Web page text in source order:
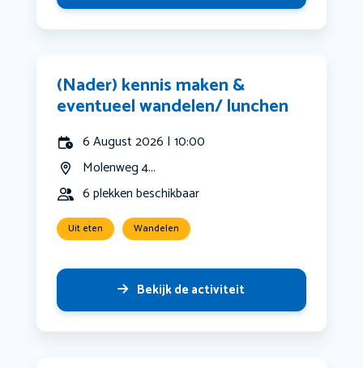
(Nader) kennis maken &
eventueel wandelen/ lunchen
6 August 2026 | 10:00
Molenweg 4...
6 plekken beschikbaar
Uit eten Wandelen
Bekijk de activiteit